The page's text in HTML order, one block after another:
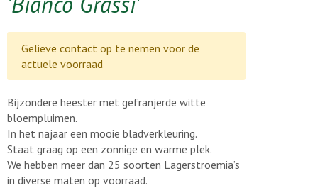
Gelieve contact op te nemen voor de
actuele voorraad
Bijzondere heester met gefranjerde witte
bloempluimen.
In het najaar een mooie bladverkleuring.
Staat graag op een zonnige en warme plek.
We hebben meer dan 25 soorten Lagerstroemia’s
in diverse maten op voorraad.